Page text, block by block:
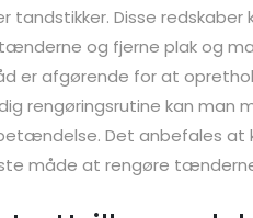
Disse redskaber
og fjerne plak og
er afgørende for at
rengøringsrutine kan man
Det anbefales at
måde at rengøre